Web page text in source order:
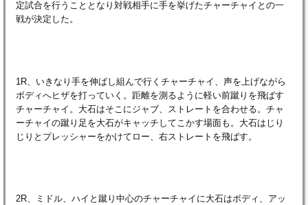
定試合を行うこととなり対戦相手に手を挙げたチャーチャイとの一
戦が決定した。
1R、いきなり手を伸ばし組んで行くチャーチャイ、声を上げながら
ボディへヒザを打っていく。距離を測るように軽い前蹴りを飛ばす
チャーチャイ。大石はそこにジャブ、ストレートを合わせる。チャ
ーチャイの蹴り足を大石がキャッチしてこかす場面も。大石はじり
じりとプレッシャーをかけてロー、右ストレートを飛ばす。
2R、ミドル、ハイと蹴り中心のチャーチャイに大石はボディ、アッ